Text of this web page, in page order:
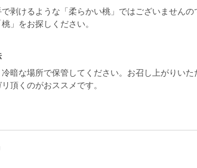
で剥けるような「柔らかい桃」ではございません
」をお探しください。
暗な場所で保管してください。お召し上がりい
頂くのがおススメです。